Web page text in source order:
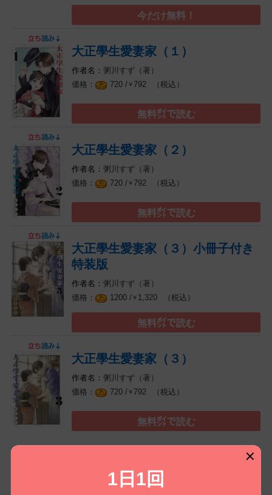
今だけ無料！
大正學生愛妻家（１）
粥川すず（著）
720 / ￥ 792 （税込）
無料㌽で読む
大正學生愛妻家（２）
粥川すず（著）
720 / ￥ 792 （税込）
無料㌽で読む
大正學生愛妻家（３）小冊子付き
特装版
粥川すず（著）
1200 / ￥ 1,320 （税込）
無料㌽で読む
大正學生愛妻家（３）
粥川すず（著）
720 / ￥ 792 （税込）
無料㌽で読む
1日1回